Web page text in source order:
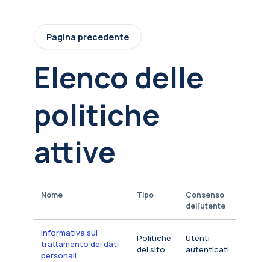
Pagina precedente
Elenco delle
politiche
attive
Nome Tipo
Consenso
dell'utente
Informativa sul
trattamento dei dati
personali
Politiche
del sito
Utenti
autenticati